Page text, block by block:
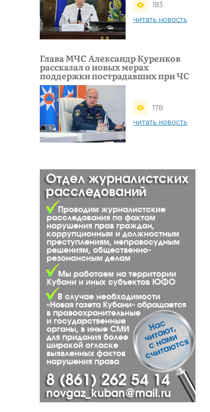
183
читать новость
Глава МЧС Александр Куренков
рассказал о новых мерах
поддержки пострадавших при ЧС
178
читать новость